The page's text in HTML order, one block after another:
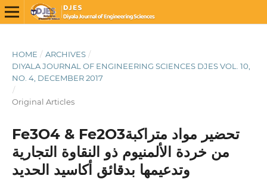
HOME / ARCHIVES /
DIYALA JOURNAL OF ENGINEERING SCIENCES DJES VOL. 10,
NO. 4, DECEMBER 2017
/
Original Articles
Fe3O4 & Fe2O3تحضير مواد متراكبة
من خردة الألمنيوم ذو النقاوة التجارية
وتدعيمها بدقائق أكاسيد الحديد